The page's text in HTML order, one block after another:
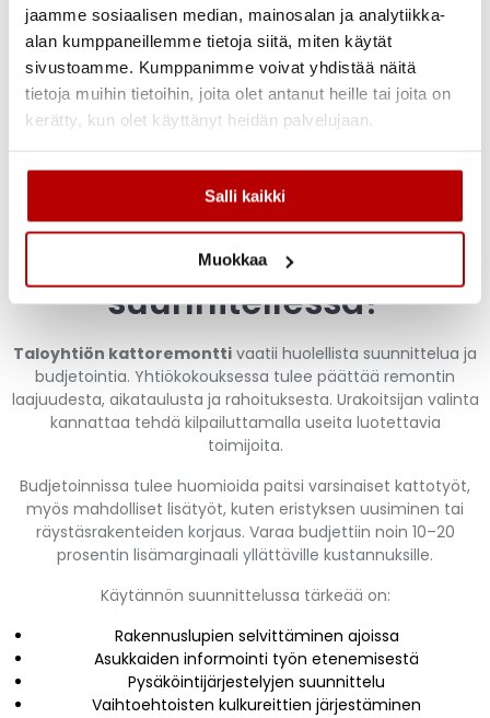
jaamme sosiaalisen median, mainosalan ja analytiikka-
alan kumppaneillemme tietoja siitä, miten käytät
sivustoamme. Kumppanimme voivat yhdistää näitä
tietoja muihin tietoihin, joita olet antanut heille tai joita on
kerätty, kun olet käyttänyt heidän palvelujaan.
Salli kaikki
Muokkaa
lyhytikäisempiä
Muovikatot:20–30 vuotta, kevyitä ja helppohoitoisia
Katon korjaus ennen täydellistä uusimista voi pidentää
käyttöikää merkittävästi. Säännöllinen huolto ja pienten
vaurioiden nopea korjaaminen säästävät pitkällä aikavälillä
Mitä taloyhtiön tulee ottaa
huomioon kattoremonttia
suunnitellessa?
Taloyhtiön kattoremontti vaatii huolellista suunnittelua ja
budjetointia. Yhtiökokouksessa tulee päättää remontin
laajuudesta, aikataulusta ja rahoituksesta. Urakoitsijan valinta
kannattaa tehdä kilpailuttamalla useita luotettavia
toimijoita.
Budjetoinnissa tulee huomioida paitsi varsinaiset kattotyöt,
myös mahdolliset lisätyöt, kuten eristyksen uusiminen tai
räystäsrakenteiden korjaus. Varaa budjettiin noin 10–20
prosentin lisämarginaali yllättäville kustannuksille.
Käytännön suunnittelussa tärkeää on:
Rakennuslupien selvittäminen ajoissa
Asukkaiden informointi työn etenemisestä
Pysäköintijärjestelyjen suunnittelu
Vaihtoehtoisten kulkureittien järjestäminen